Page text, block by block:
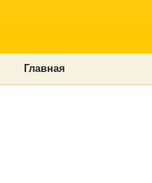
Главная